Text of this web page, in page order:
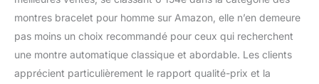
montres bracelet pour homme sur Amazon, elle n’en demeure
pas moins un choix recommandé pour ceux qui recherchent
une montre automatique classique et abordable. Les clients
apprécient particulièrement le rapport qualité-prix et la